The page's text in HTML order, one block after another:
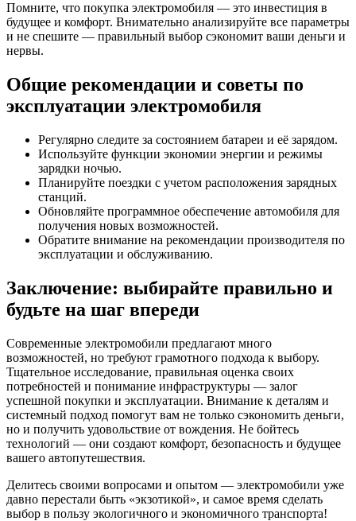
Помните, что покупка электромобиля — это инвестиция в
будущее и комфорт. Внимательно анализируйте все параметры
и не спешите — правильный выбор сэкономит ваши деньги и
нервы.
Общие рекомендации и советы по
эксплуатации электромобиля
Регулярно следите за состоянием батареи и её зарядом.
Используйте функции экономии энергии и режимы
зарядки ночью.
Планируйте поездки с учетом расположения зарядных
станций.
Обновляйте программное обеспечение автомобиля для
получения новых возможностей.
Обратите внимание на рекомендации производителя по
эксплуатации и обслуживанию.
Заключение: выбирайте правильно и
будьте на шаг впереди
Современные электромобили предлагают много
возможностей, но требуют грамотного подхода к выбору.
Тщательное исследование, правильная оценка своих
потребностей и понимание инфраструктуры — залог
успешной покупки и эксплуатации. Внимание к деталям и
системный подход помогут вам не только сэкономить деньги,
но и получить удовольствие от вождения. Не бойтесь
технологий — они создают комфорт, безопасность и будущее
вашего автопутешествия.
Делитесь своими вопросами и опытом — электромобили уже
давно перестали быть «экзотикой», и самое время сделать
выбор в пользу экологичного и экономичного транспорта!